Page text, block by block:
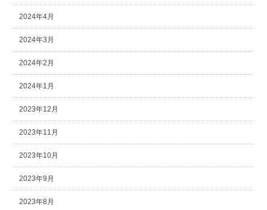
2024年4月
2024年3月
2024年2月
2024年1月
2023年12月
2023年11月
2023年10月
2023年9月
2023年8月